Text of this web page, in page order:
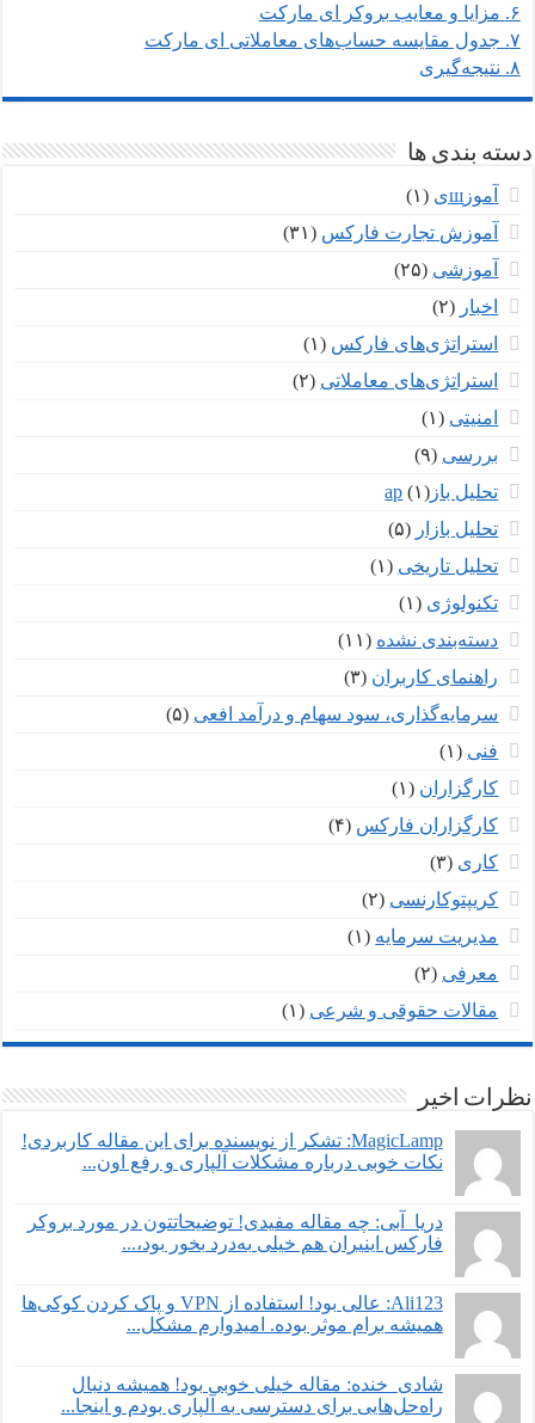
۶.
مزایا و معایب بروکر ای مارکت
۷. جدول مقایسه حساب‌های معاملاتی ای مارکت
۸. نتیجه‌گیری
دسته بندی ها
آموزшی
(۱)
آموزش تجارت فارکس (۳۱)
آموزشی (۲۵)
اخبار (۲)
استراتژی‌های فارکس (۱)
استراتژی‌های معاملاتی (۲)
امنیتی (۱)
بررسی (۹)
تحلیل بازар (۱)
تحلیل بازار (۵)
تحلیل تاریخی (۱)
تکنولوژی (۱)
دسته‌بندی نشده (۱۱)
راهنمای کاربران (۳)
سرمایه‌گذاری، سود سهام و درآمد افعی (۵)
فنی (۱)
کارگزاران (۱)
کارگزاران فارکس (۴)
کاری (۳)
کریپتوکارنسی (۲)
مدیریت سرمایه (۱)
معرفی (۲)
مقالات حقوقی و شرعی (۱)
نظرات اخیر
MagicLamp: تشکر از نویسنده برای این مقاله کاربردی!
نکات خوبی درباره مشکلات آلپاری و رفع اون...
دریا_آبی: چه مقاله مفیدی! توضیحاتتون در مورد بروکر
فارکس اینیران هم خیلی به‌درد بخور بود،...
Ali123: عالی بود! استفاده از VPN و پاک کردن کوکی‌ها
همیشه برام موثر بوده. امیدوارم مشکل...
شادی_خنده: مقاله خیلی خوبی بود! همیشه دنبال
راه‌حل‌هایی برای دسترسی به آلپاری بودم و اینجا...